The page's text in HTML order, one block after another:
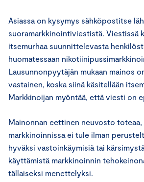
Asiassa on kysymys sähköpostitse
suoramarkkinointiviestistä. Viestissä
itsemurhaa suunnittelevasta
huomatessaan
Lausunnonpyytäjän mukaan mainos
vastainen, koska siinä käsitellään
Markkinoijan myöntää, että viesti on
Mainonnan eettinen neuvosto
markkinoinnissa ei tule ilman
hyväksi vastoinkäymisiä tai
käyttämistä markkinoinnin
tällaiseksi menettelyksi.